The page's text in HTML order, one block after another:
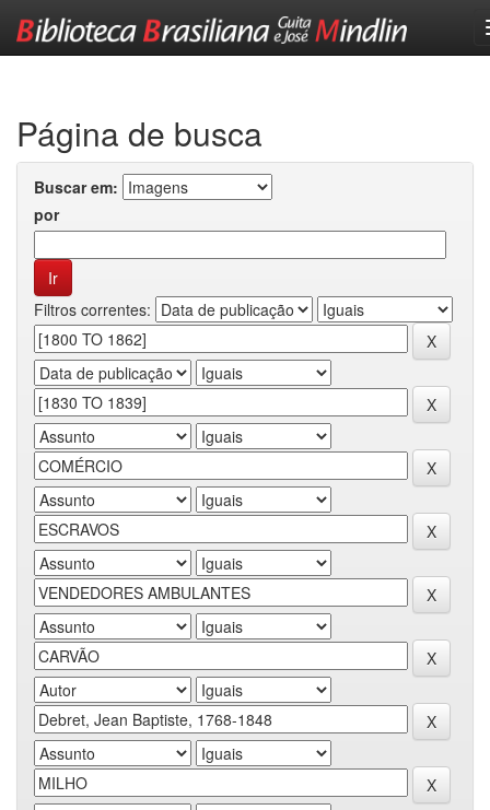
Página de busca
Buscar em:
por
Filtros correntes: